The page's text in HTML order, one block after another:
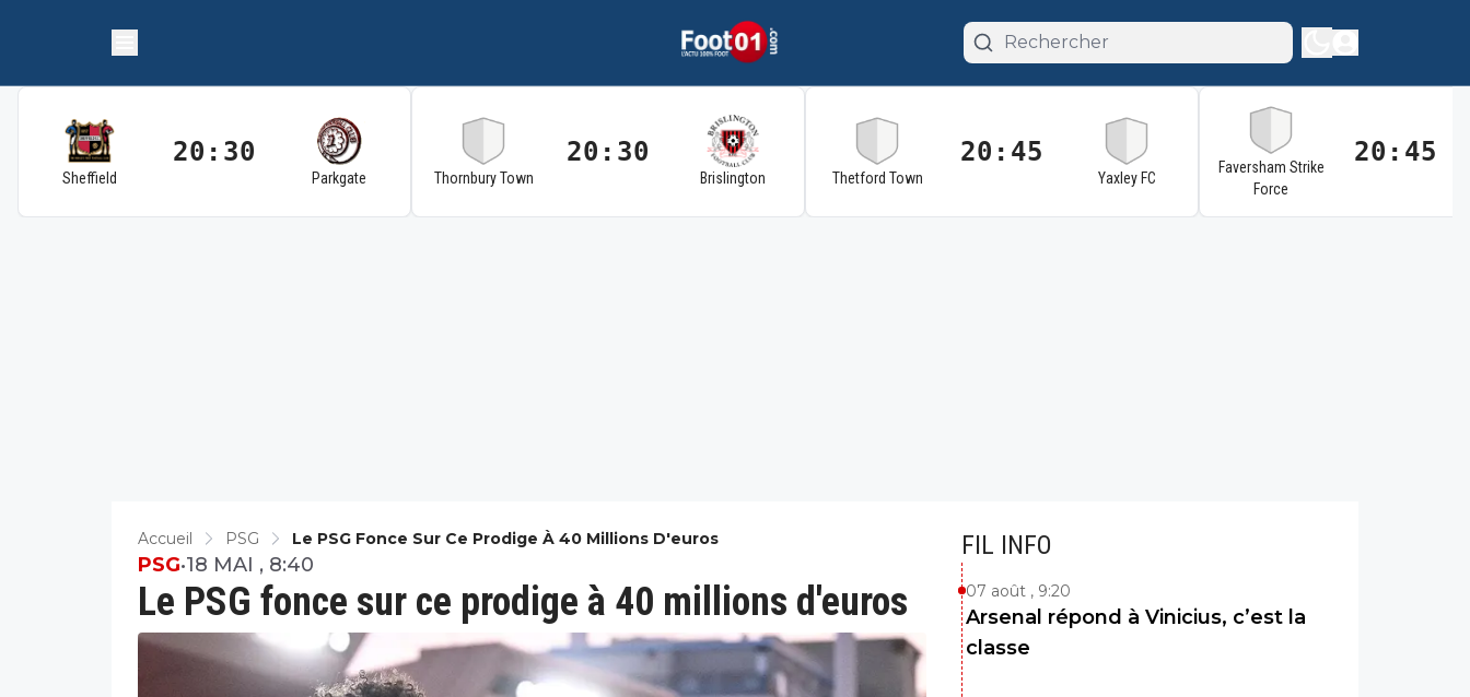
Sheffield
20:30
Parkgate Thornbury Town
20:30
Brislington Thetford Town
20:45
Yaxley FC
Faversham Strike
Force
20:45
Accueil PSG Le PSG Fonce Sur Ce Prodige À 40 Millions D'euros
Le PSG fonce sur ce prodige à 40 millions d'euros
PSG•18 MAI , 8:40
FIL INFO
07 août , 9:20
Arsenal répond à Vinicius, c’est la
classe